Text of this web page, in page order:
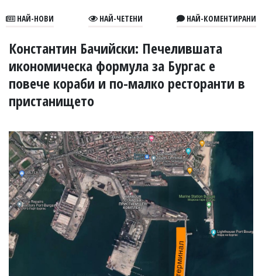
В
УКРАЙНА
СПОРТ
РАЗСЛЕДВАНЕ
БИЗНЕС
ЮГ
Управители:
Веселин
Василев,
email:
v.vasilev@flagman.bg
Катя
Касабова,
еmail:
k.kassabova@flagman.bg
Главен
НАЙ-НОВИ НАЙ-ЧЕТЕНИ НАЙ-КОМЕНТИРАНИ
Константин Бачийски: Печелившата
икономическа формула за Бургас е
повече кораби и по-малко ресторанти в
пристанището